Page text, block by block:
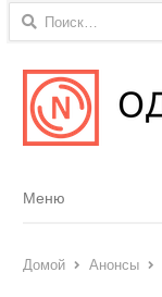
Найти:
Menu
Меню
Домой Анонсы